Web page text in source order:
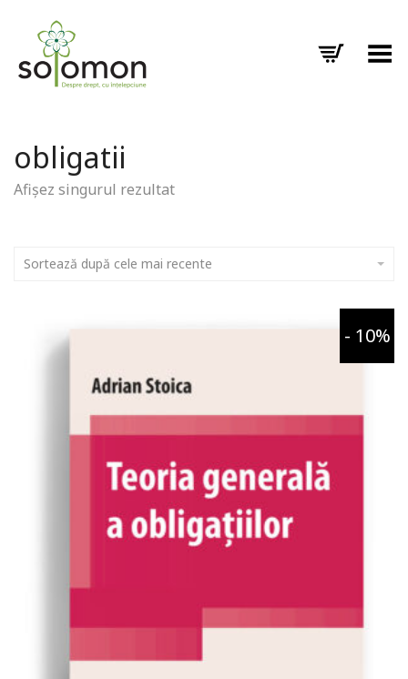
Toggle Menu
obligatii
Afișez singurul rezultat
Sortează după cele mai recente
- 10%